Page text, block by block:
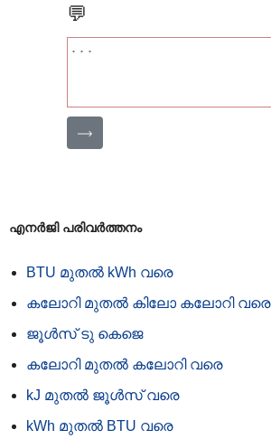
💬
⟶
എനർജി പരിവർത്തനം
BTU മുതൽ kWh വരെ
കലോറി മുതൽ കിലോ കലോറി വരെ
ജൂൾ‌സ് ടു കെ‌ജെ
കലോറി മുതൽ കലോറി വരെ
kJ മുതൽ ജൂൾ‌സ് വരെ
kWh മുതൽ BTU വരെ